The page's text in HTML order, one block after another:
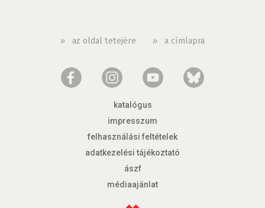
» az oldal tetejére » a címlapra
katalógus
impresszum
felhasználási feltételek
adatkezelési tájékoztató
ászf
médiaajánlat